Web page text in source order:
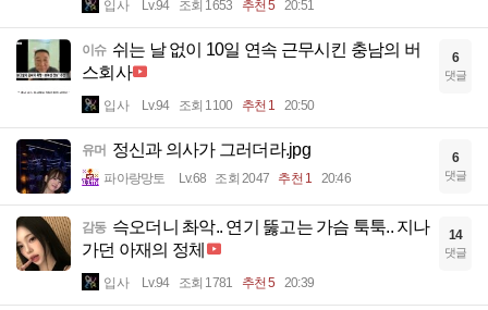
입사 Lv.94 조회 1653 추천 5 20:51
이슈 쉬는 날 없이 10일 연속 근무시킨 충남의 버
스회사
입사 Lv.94 조회 1100 추천 1 20:50
6
댓글
유머 정신과 의사가 그러더라.jpg
파아랑망토 Lv.68 조회 2047 추천 1 20:46
6
댓글
감동 슥오더니 촤악.. 연기 뚫고는 가슴 툭툭.. 지나
가던 아재의 정체
입사 Lv.94 조회 1781 추천 5 20:39
14
댓글